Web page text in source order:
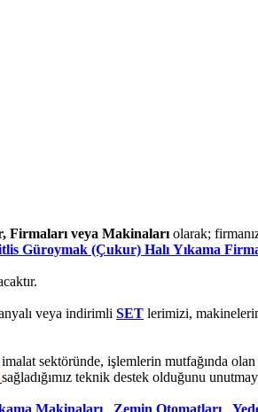
Firmaları veya Makinalarıolarak;
Güroymak (Çukur) Halı Yıkama
veya indirimli SET lerimizi,
sektöründe, işlemlerin mutfağında
sağladığımız teknik destek olduğunu